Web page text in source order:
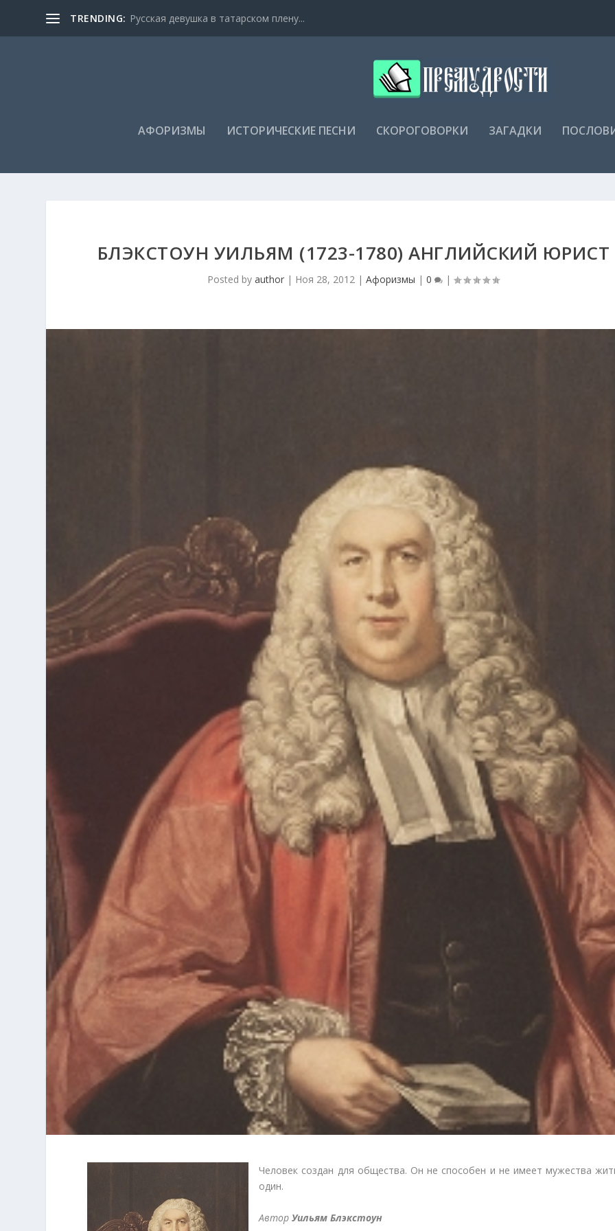
TRENDING: Русская девушка в татарском плену...
АФОРИЗМЫ ИСТОРИЧЕСКИЕ ПЕСНИ СКОРОГОВОРКИ ЗАГАДКИ
БЛЭКСТОУН УИЛЬЯМ (1723-1780) АНГЛИЙСКИЙ ЮРИСТ
Posted byauthor | Ноя 28, 2012 |Афоризмы |0 |
Человек создан для общества. Он не способен и не имеет мужества
один.
АвторУильям Блэкстоун